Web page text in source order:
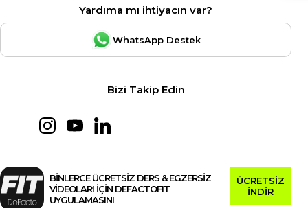
Yardıma mı ihtiyacın var?
WhatsApp Destek
Bizi Takip Edin
BİNLERCE ÜCRETSİZ DERS & EGZERSİZ
VİDEOLARI İÇİN DEFACTOFIT
UYGULAMASINI
ÜCRETSİZ
İNDİR